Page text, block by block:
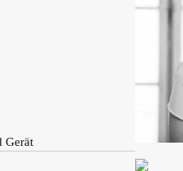
Gerät